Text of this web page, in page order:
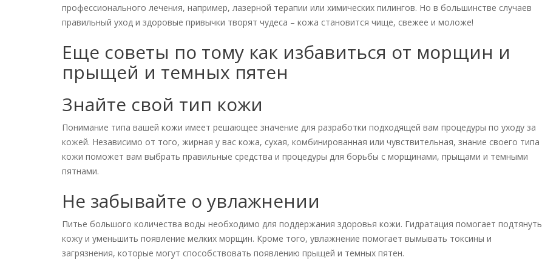
профессионального лечения, например, лазерной терапии или химических пилингов. Но в большинстве случаев
правильный уход и здоровые привычки творят чудеса – кожа становится чище, свежее и моложе!
Еще советы по тому как избавиться от морщин и
прыщей и темных пятен
Знайте свой тип кожи
Понимание типа вашей кожи имеет решающее значение для разработки подходящей вам процедуры по уходу за
кожей. Независимо от того, жирная у вас кожа, сухая, комбинированная или чувствительная, знание своего типа
кожи поможет вам выбрать правильные средства и процедуры для борьбы с морщинами, прыщами и темными
пятнами.
Не забывайте о увлажнении
Питье большого количества воды необходимо для поддержания здоровья кожи. Гидратация помогает подтянуть
кожу и уменьшить появление мелких морщин. Кроме того, увлажнение помогает вымывать токсины и
загрязнения, которые могут способствовать появлению прыщей и темных пятен.